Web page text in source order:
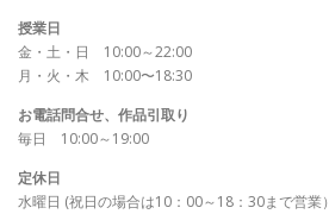
授業日
金・土・日 10:00～22:00
月・火・木 10:00〜18:30
お電話問合せ、作品引取り
毎日 10:00～19:00
定休日
水曜日 (祝日の場合は10：00～18：30まで営業）